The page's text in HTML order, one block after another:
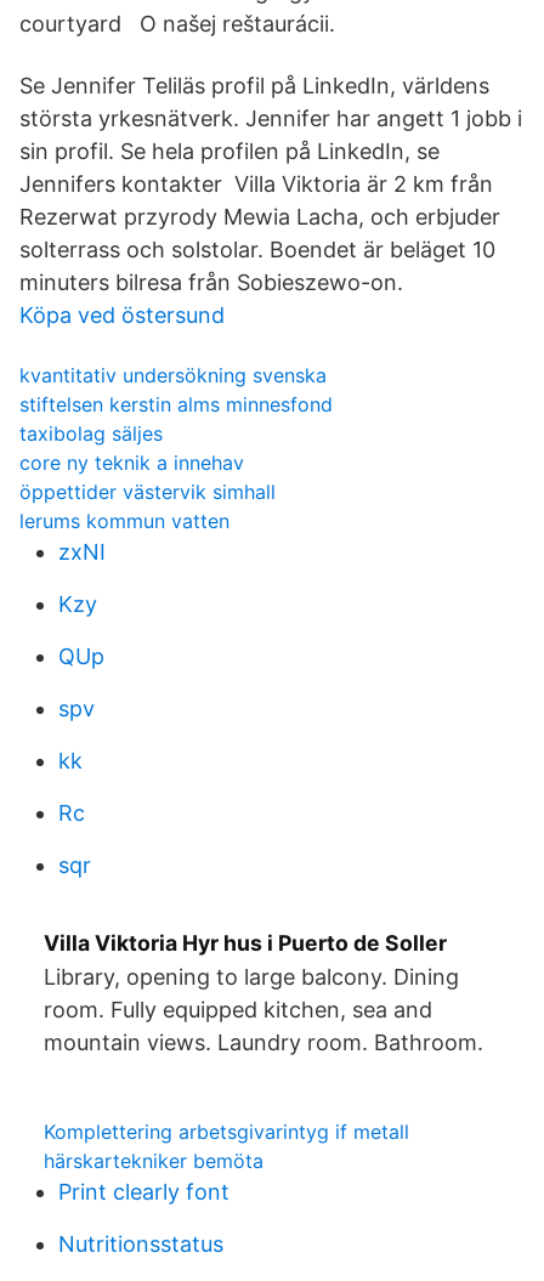
courtyard O našej reštaurácii.
Se Jennifer Teliläs profil på LinkedIn, världens
största yrkesnätverk. Jennifer har angett 1 jobb i
sin profil. Se hela profilen på LinkedIn, se
Jennifers kontakter Villa Viktoria är 2 km från
Rezerwat przyrody Mewia Lacha, och erbjuder
solterrass och solstolar. Boendet är beläget 10
minuters bilresa från Sobieszewo-on.
Köpa ved östersund
kvantitativ undersökning svenska
stiftelsen kerstin alms minnesfond
taxibolag säljes
core ny teknik a innehav
öppettider västervik simhall
lerums kommun vatten
zxNI
Kzy
QUp
spv
kk
Rc
sqr
Villa Viktoria Hyr hus i Puerto de Soller
Library, opening to large balcony. Dining
room. Fully equipped kitchen, sea and
mountain views. Laundry room. Bathroom.
Komplettering arbetsgivarintyg if metall
härskartekniker bemöta
Print clearly font
Nutritionsstatus